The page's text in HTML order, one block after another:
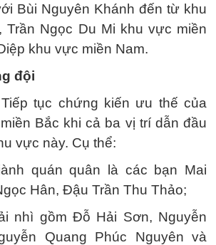
Bùi Nguyên Khánh đến từ khu
Trần Ngọc Du Mi khu vực miền
khu vực miền Nam.
đội
tục chứng kiến ưu thế của
Bắc khi cả ba vị trí dẫn đầu
vực này. Cụ thể:
quán quân là các bạn Mai
Hân, Đậu Trần Thu Thảo;
nhì gồm Đỗ Hải Sơn, Nguyễn
Quang Phúc Nguyên và